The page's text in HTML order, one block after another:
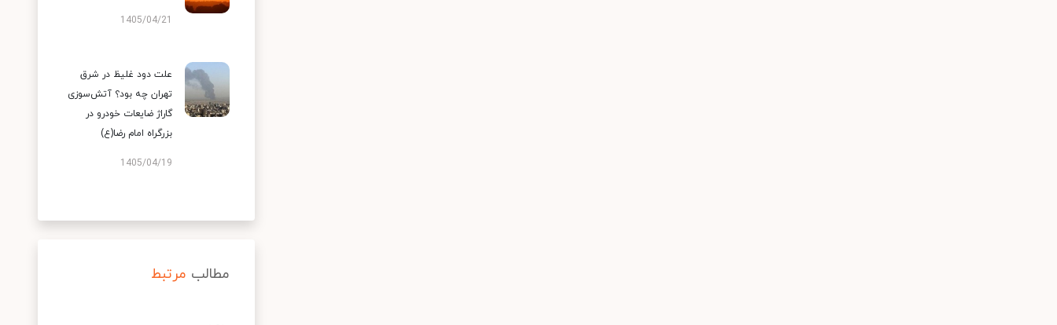
1405/04/21
علت دود غلیظ در شرق
تهران چه بود؟ آتش‌سوزی
گاراژ ضایعات خودرو در
بزرگراه امام رضا(ع)
1405/04/19
مطالب مرتبط